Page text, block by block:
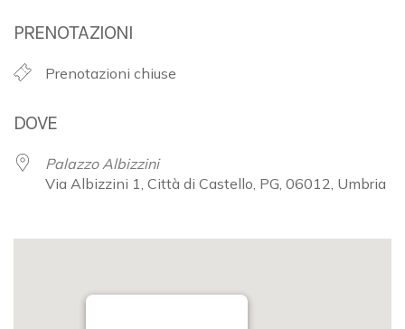
PRENOTAZIONI
Prenotazioni chiuse
DOVE
Palazzo Albizzini
Via Albizzini 1, Città di Castello, PG, 06012, Umbria